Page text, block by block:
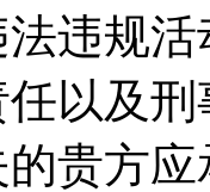
违规
以及
贵方